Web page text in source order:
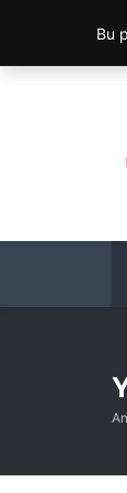
Bu